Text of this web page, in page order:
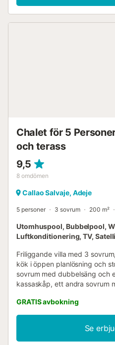
Chalet för 5
och terass
9,5
8 omdömen
Callao Salvaje, Adeje
5 personer 3 sovrum 200 m²
Utomhuspool, Bubbelpool,
Luftkonditionering, TV,
Friliggande villa med 3
kök i öppen planlösning och
sovrum med dubbelsäng och
kassaskåp, ett andra sovrum
kök med diverse vitvaror,
satellitkanaler på flera språk,
med pool och stort
och fri användning, solstolar,
GRATIS avbokning
Se